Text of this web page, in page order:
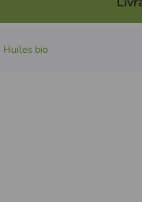
Huiles bio